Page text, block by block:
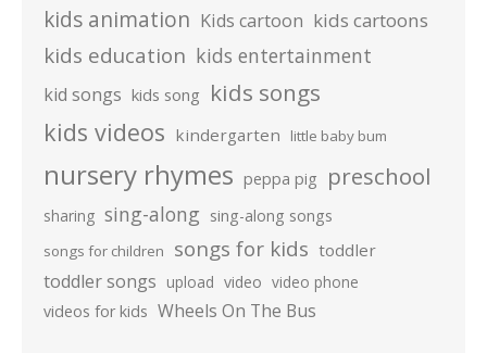
kids animation Kids cartoon kids cartoons
kids education kids entertainment
kid songs kids song kids songs
kids videos kindergarten little baby bum
nursery rhymes peppa pig preschool
sharing sing-along sing-along songs
songs for children songs for kids toddler
toddler songs upload video video phone
videos for kids Wheels On The Bus